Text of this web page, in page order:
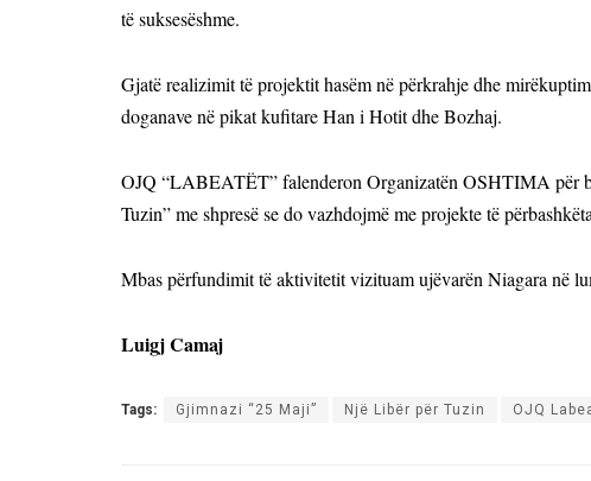
të suksesëshme.
Gjatë realizimit të projektit hasëm në përkrahje dhe
doganave në pikat kufitare Han i Hotit dhe Bozhaj.
OJQ “LABEATËT” falenderon Organizatën OSHTIMA për
Tuzin” me shpresë se do vazhdojmë me projekte të
Mbas përfundimit të aktivitetit vizituam ujëvarën Niagara në
Luigj Camaj
Tags: Gjimnazi “25 Maji” Një Libër për Tuzin OJQ